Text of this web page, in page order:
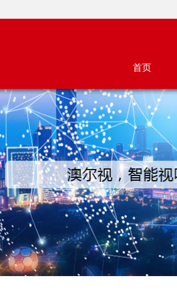
首页